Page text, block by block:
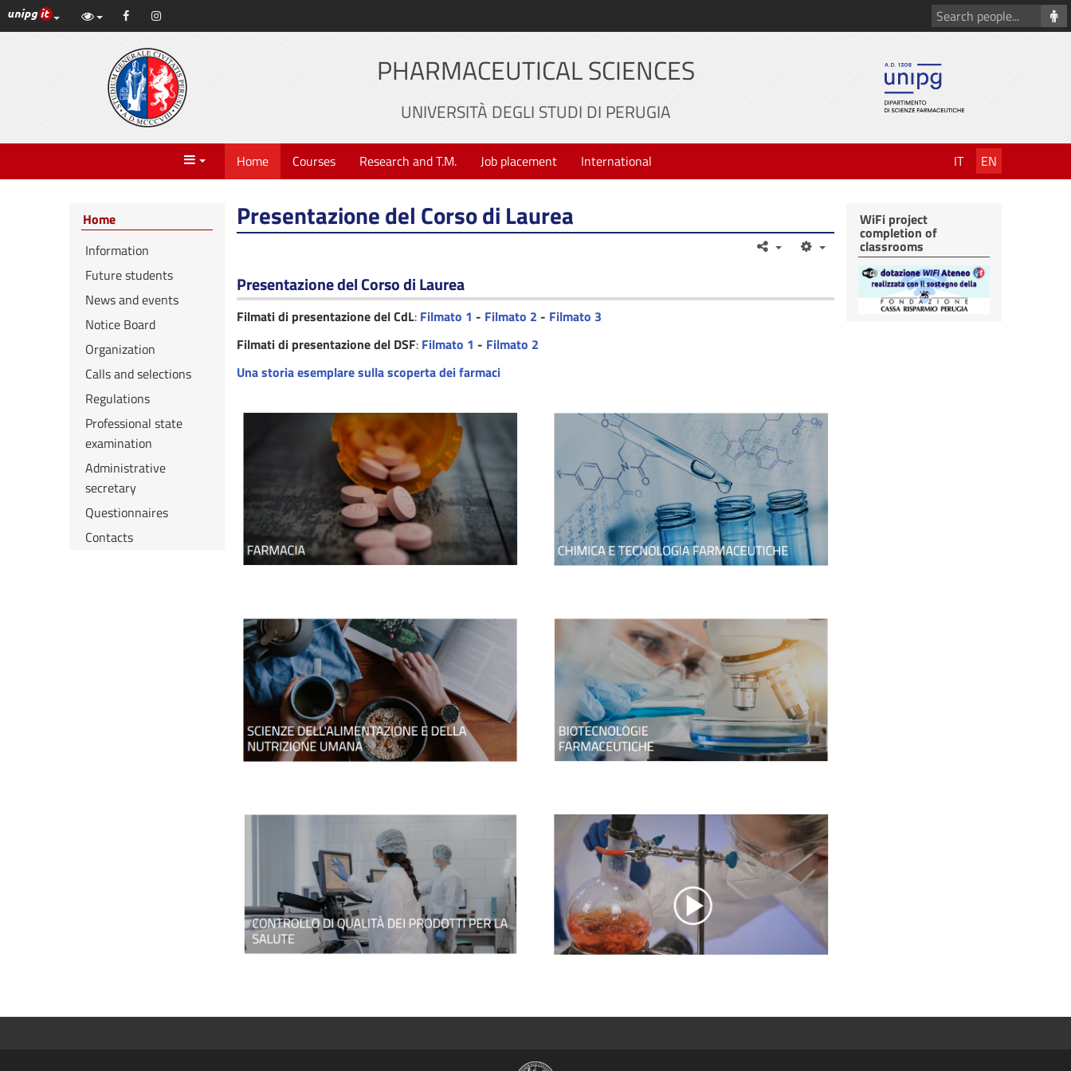
Skip
to
UniPG top links Facebook
Search
people
PHARMACEUTICAL SCIENCES
UNIVERSITÀ DEGLI STUDI DI PERUGIA
Menu Home Courses Research and T.M. Job placement International IT EN
Presentazione del Corso di Laurea
Presentazione del Corso di Laurea
Filmati di presentazione del CdL: Filmato 1 - Filmato 2 - Filmato 3
Filmati di presentazione del DSF: Filmato 1 - Filmato 2
Una storia esemplare sulla scoperta dei farmaci
Home
Information
Future students
News and events
Notice Board
Organization
Calls and selections
Regulations
Professional state
examination
Administrative
secretary
Questionnaires
Contacts
WiFi project
completion of
classrooms